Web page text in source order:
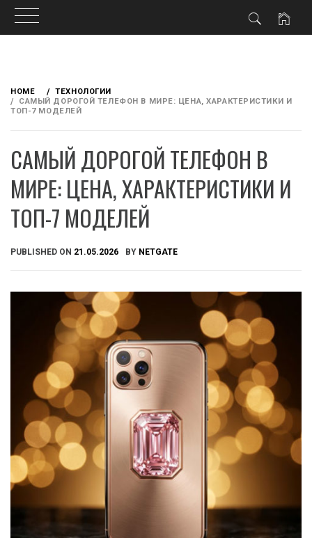
content
HOME
ТЕХНОЛОГИИ
САМЫЙ ДОРОГОЙ ТЕЛЕФОН В МИРЕ: ЦЕНА, ХАРАКТЕРИСТИКИ И
ТОП-7 МОДЕЛЕЙ
САМЫЙ ДОРОГОЙ ТЕЛЕФОН В
МИРЕ: ЦЕНА, ХАРАКТЕРИСТИКИ И
ТОП-7 МОДЕЛЕЙ
PUBLISHED ON 21.05.2026 BY NETGATE